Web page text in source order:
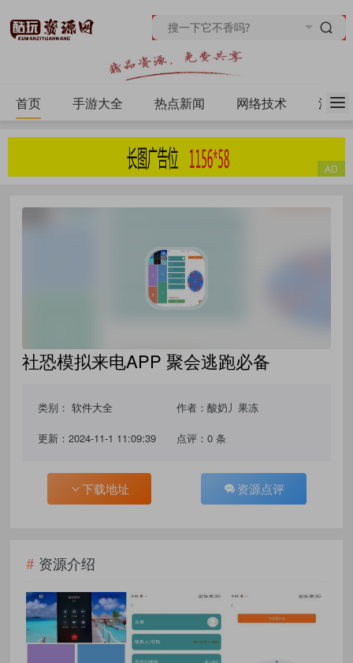
首页 手游大全 热点新闻 网络技术 源码
社恐模拟来电APP 聚会逃跑必备
类别：软件大全 作者：酸奶丿果冻
更新：2024-11-1 11:09:39 点评：0 条
下载地址 资源点评
资源介绍